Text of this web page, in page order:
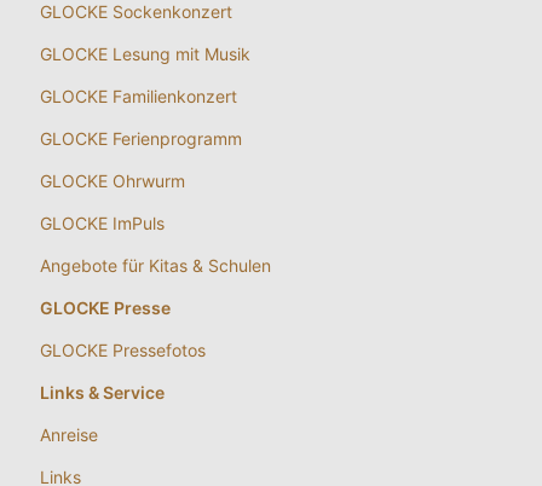
GLOCKE Sockenkonzert
GLOCKE Lesung mit Musik
GLOCKE Familienkonzert
GLOCKE Ferienprogramm
GLOCKE Ohrwurm
GLOCKE ImPuls
Angebote für Kitas & Schulen
GLOCKE Presse
GLOCKE Pressefotos
Links & Service
Anreise
Links